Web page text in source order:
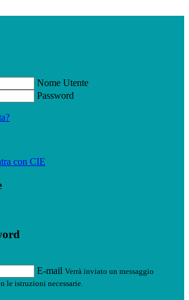
Nome Utente
Password
con CIE
E-mail Verrà inviato un messaggio
le istruzioni necessarie.